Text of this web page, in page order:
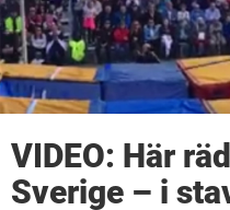
VIDEO: Här
Sverige – i